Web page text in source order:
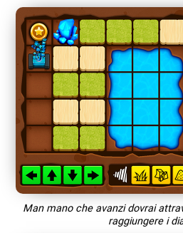
Man mano che avanzi dovrai
raggiungere i